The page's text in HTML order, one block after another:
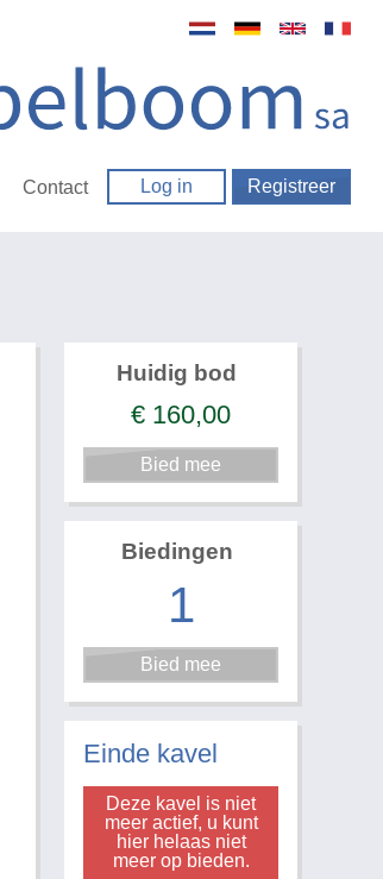
Contact Log in Registreer
Huidig bod
€ 160,00
Biedingen
1
Einde kavel
Deze kavel is niet
meer actief, u kunt
hier helaas niet
meer op bieden.